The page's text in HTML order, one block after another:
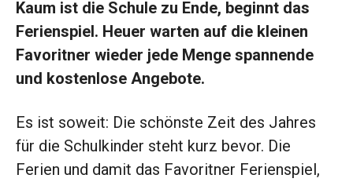
Kaum ist die Schule zu Ende, beginnt das
Ferienspiel. Heuer warten auf die kleinen
Favoritner wieder jede Menge spannende
und kostenlose Angebote.
Es ist soweit: Die schönste Zeit des Jahres
für die Schulkinder steht kurz bevor. Die
Ferien und damit das Favoritner Ferienspiel,